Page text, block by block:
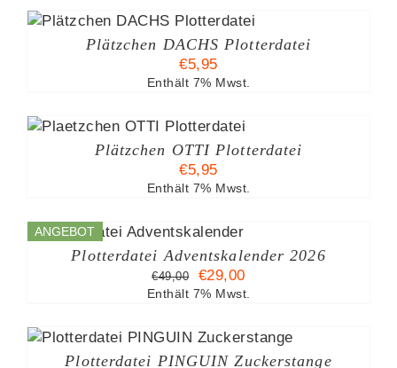
Plätzchen DACHS Plotterdatei
€5,95
Enthält 7% Mwst.
Plätzchen OTTI Plotterdatei
€5,95
Enthält 7% Mwst.
ANGEBOT
Plotterdatei Adventskalender 2026
€49,00
Ursprünglicher
Preis
€49,00
€29,00Aktueller
Preis
€29,00.
Enthält 7% Mwst.
Plotterdatei PINGUIN Zuckerstange